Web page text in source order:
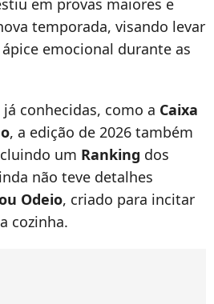
em provas maiores e
temporada, visando levar
emocional durante as
conhecidas, como a Caixa
, a edição de 2026 também
um Ranking dos
não teve detalhes
Odeio, criado para incitar
cozinha.